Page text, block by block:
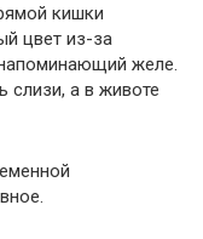
кишки
цвет из-за
желе.
слизи, а в животе